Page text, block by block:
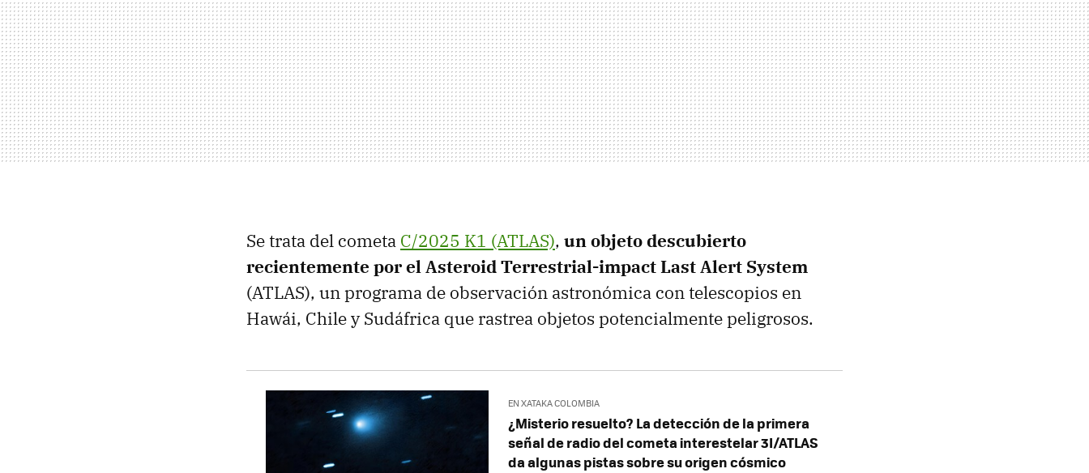
Se trata del cometa C/2025 K1 (ATLAS), un objeto descubierto
recientemente por elAsteroid Terrestrial-impact Last Alert System
(ATLAS), un programa de observación astronómica con telescopios en
Hawái, Chile y Sudáfrica que rastrea objetos potencialmente peligrosos.
EN XATAKA COLOMBIA
¿Misterio resuelto? La detección de la primera
señal de radio del cometa interestelar 3I/ATLAS
da algunas pistas sobre su origen cósmico